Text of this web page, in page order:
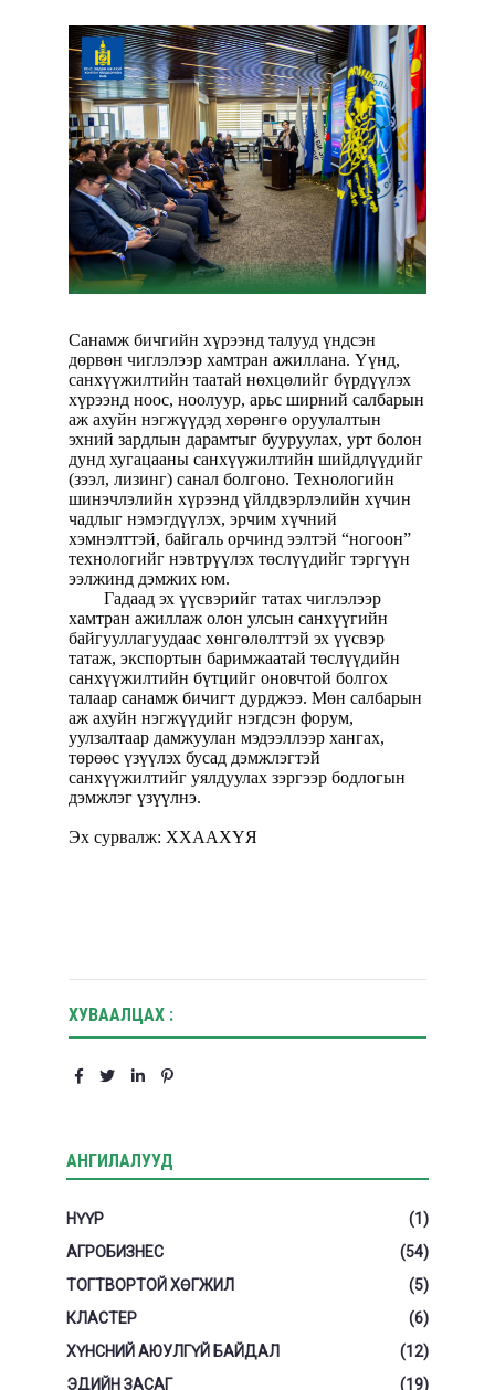
Санамж бичгийн хүрээнд талууд үндсэн
дөрвөн чиглэлээр хамтран ажиллана. Үүнд,
санхүүжилтийн таатай нөхцөлийг бүрдүүлэх
хүрээнд ноос, ноолуур, арьс ширний салбарын
аж ахуйн нэгжүүдэд хөрөнгө оруулалтын
эхний зардлын дарамтыг бууруулах, урт болон
дунд хугацааны санхүүжилтийн шийдлүүдийг
(зээл, лизинг) санал болгоно. Технологийн
шинэчлэлийн хүрээнд үйлдвэрлэлийн хүчин
чадлыг нэмэгдүүлэх, эрчим хүчний
хэмнэлттэй, байгаль орчинд ээлтэй “ногоон”
технологийг нэвтрүүлэх төслүүдийг тэргүүн
ээлжинд дэмжих юм.
Гадаад эх үүсвэрийг татах чиглэлээр
хамтран ажиллаж олон улсын санхүүгийн
байгууллагуудаас хөнгөлөлттэй эх үүсвэр
татаж, экспортын баримжаатай төслүүдийн
санхүүжилтийн бүтцийг оновчтой болгох
талаар санамж бичигт дурджээ. Мөн салбарын
аж ахуйн нэгжүүдийг нэгдсэн форум,
уулзалтаар дамжуулан мэдээллээр хангах,
төрөөс үзүүлэх бусад дэмжлэгтэй
санхүүжилтийг уялдуулах зэргээр бодлогын
дэмжлэг үзүүлнэ.
Эх сурвалж: ХХААХҮЯ
ХУВААЛЦАХ :
АНГИЛАЛУУД
НҮҮР
(1)
АГРОБИЗНЕС
(54)
ТОГТВОРТОЙ ХӨГЖИЛ
(5)
КЛАСТЕР
(6)
ХҮНСНИЙ АЮУЛГҮЙ БАЙДАЛ
(12)
ЭДИЙН ЗАСАГ
(19)